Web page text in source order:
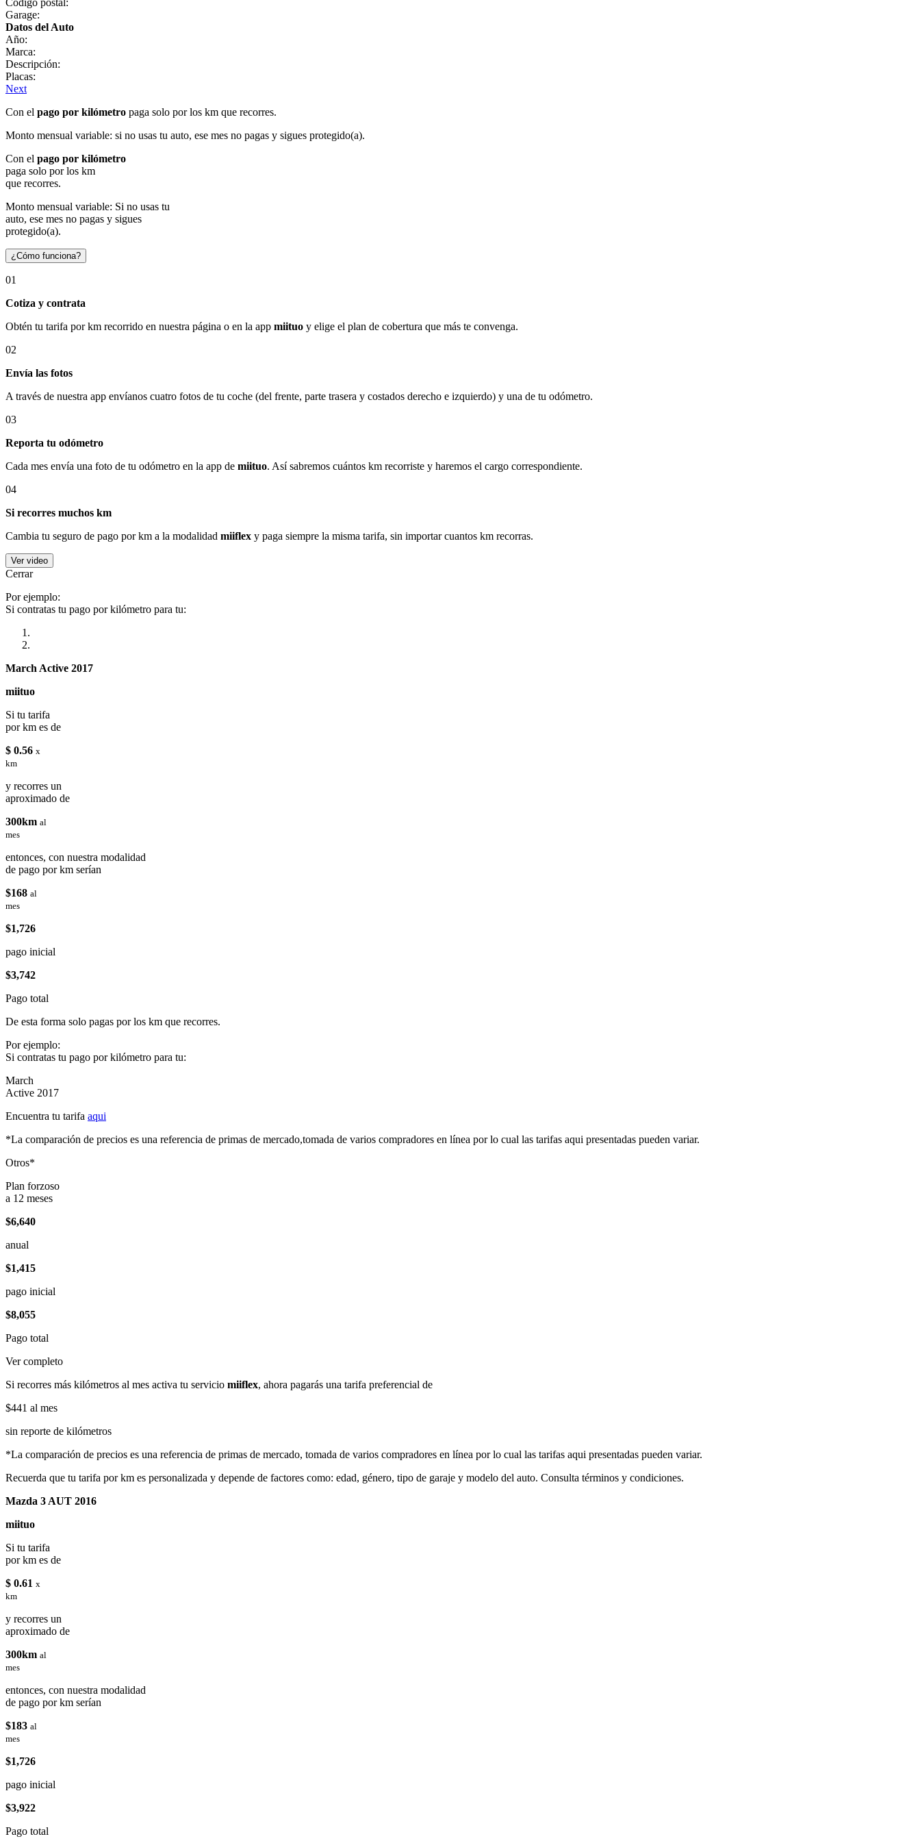
Garage:
Datos del Auto
Año:
Marca:
Descripción:
Placas:
Next
Con el pago por kilómetro paga solo por los km que recorres.
Monto mensual variable: si no usas tu auto, ese mes no pagas y sigues protegido(a).
Con el pago por kilómetro
paga solo por los km
que recorres.
Monto mensual variable: Si no usas tu
auto, ese mes no pagas y sigues
protegido(a).
¿Cómo funciona?
01
Cotiza y contrata
Obtén tu tarifa por km recorrido en nuestra página o en la app miituo y elige el plan de cobertura que más te convenga.
02
Envía las fotos
A través de nuestra app envíanos cuatro fotos de tu coche (del frente, parte trasera y costados derecho e izquierdo) y una de tu odómetro.
03
Reporta tu odómetro
Cada mes envía una foto de tu odómetro en la app de miituo. Así sabremos cuántos km recorriste y haremos el cargo correspondiente.
04
Si recorres muchos km
Cambia tu seguro de pago por km a la modalidad miiflex y paga siempre la misma tarifa, sin importar cuantos km recorras.
Ver video
Cerrar
Por ejemplo:
Si contratas tu pago por kilómetro para tu:
March Active 2017
miituo
Si tu tarifa
por km es de
$ 0.56 x
km
y recorres un
aproximado de
300km al
mes
entonces, con nuestra modalidad
de pago por km serían
$168 al
mes
$1,726
pago inicial
$3,742
Pago total
De esta forma solo pagas por los km que recorres.
Por ejemplo:
Si contratas tu pago por kilómetro para tu:
March
Active 2017
Encuentra tu tarifa aqui
*La comparación de precios es una referencia de primas de mercado,tomada de varios compradores en línea por lo cual las tarifas aqui presentadas pueden variar.
Otros*
Plan forzoso
a 12 meses
$6,640
anual
$1,415
pago inicial
$8,055
Pago total
Ver completo
Si recorres más kilómetros al mes activa tu servicio miiflex, ahora pagarás una tarifa preferencial de
$441 al mes
sin reporte de kilómetros
*La comparación de precios es una referencia de primas de mercado, tomada de varios compradores en línea por lo cual las tarifas aqui presentadas pueden variar.
Recuerda que tu tarifa por km es personalizada y depende de factores como: edad, género, tipo de garaje y modelo del auto. Consulta términos y condiciones.
Mazda 3 AUT 2016
miituo
Si tu tarifa
por km es de
$ 0.61 x
km
y recorres un
aproximado de
300km al
mes
entonces, con nuestra modalidad
de pago por km serían
$183 al
mes
$1,726
pago inicial
$3,922
Pago total